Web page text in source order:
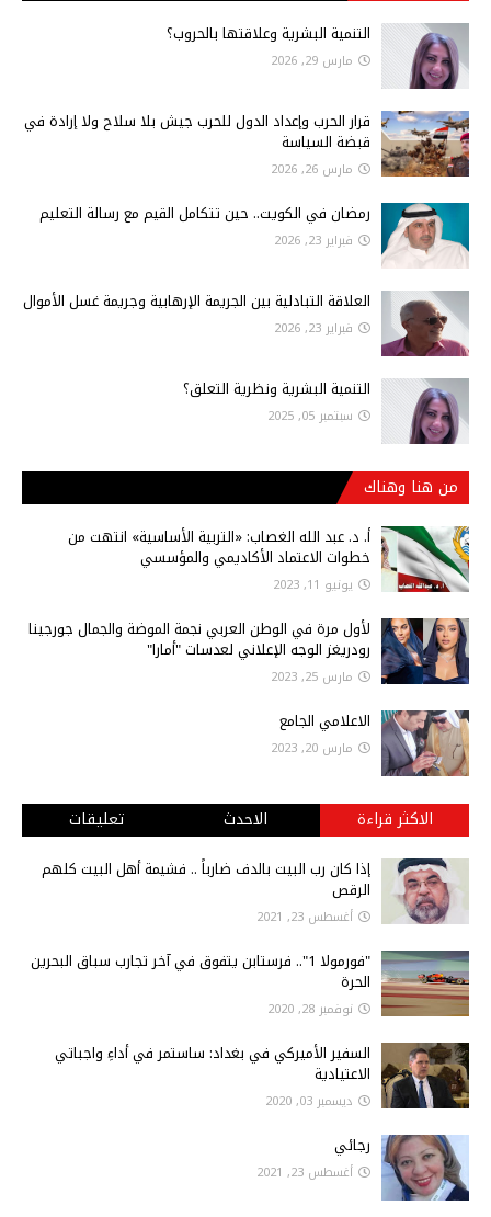
التنمية البشرية وعلاقتها بالحروب؟
مارس 29, 2026
قرار الحرب وإعداد الدول للحرب جيش بلا سلاح ولا إرادة في
قبضة السياسة
مارس 26, 2026
رمضان في الكويت.. حين تتكامل القيم مع رسالة التعليم
فبراير 23, 2026
العلاقة التبادلية بين الجريمة الإرهابية وجريمة غسل الأموال
فبراير 23, 2026
التنمية البشرية ونظرية التعلق؟
سبتمبر 05, 2025
من هنا وهناك
أ‌. د. عبد الله الغصاب: «التربية الأساسية» انتهت من
خطوات الاعتماد الأكاديمي والمؤسسي
يونيو 11, 2023
لأول مرة في الوطن العربي نجمة الموضة والجمال جورجينا
رودريغز الوجه الإعلاني لعدسات "أمارا"
مارس 25, 2023
الاعلامي الجامع
مارس 20, 2023
الاكثر قراءة الاحدث تعليقات
إذا كان رب البيت بالدف ضارباً .. فشيمة أهل البيت كلهم
الرقص
أغسطس 23, 2021
"فورمولا 1".. فرستابن يتفوق في آخر تجارب سباق البحرين
الحرة
نوفمبر 28, 2020
السفير الأميركي في بغداد: ساستمر في أداءِ واجباتي
الاعتيادية
ديسمبر 03, 2020
رجائي
أغسطس 23, 2021